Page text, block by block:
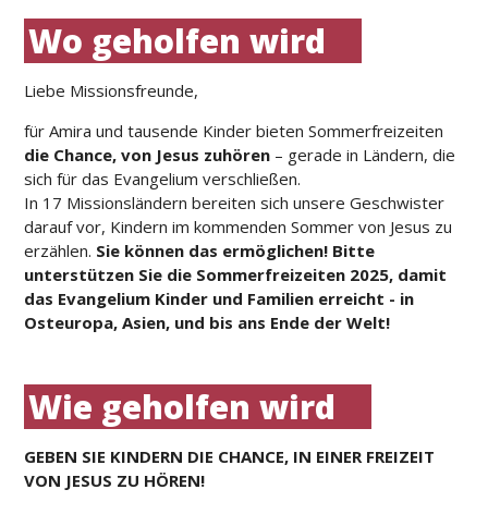
Wo geholfen wird
Liebe Missionsfreunde,
für Amira und tausende Kinder bieten Sommerfreizeiten
die Chance, von Jesus zuhören – gerade in Ländern, die
sich für das Evangelium verschließen.
In 17 Missionsländern bereiten sich unsere Geschwister
darauf vor, Kindern im kommenden Sommer von Jesus zu
erzählen. Sie können das ermöglichen! Bitte
unterstützen Sie die Sommerfreizeiten 2025, damit
das Evangelium Kinder und Familien erreicht - in
Osteuropa, Asien, und bis ans Ende der Welt!
Wie geholfen wird
GEBEN SIE KINDERN DIE CHANCE, IN EINER FREIZEIT
VON JESUS ZU HÖREN!